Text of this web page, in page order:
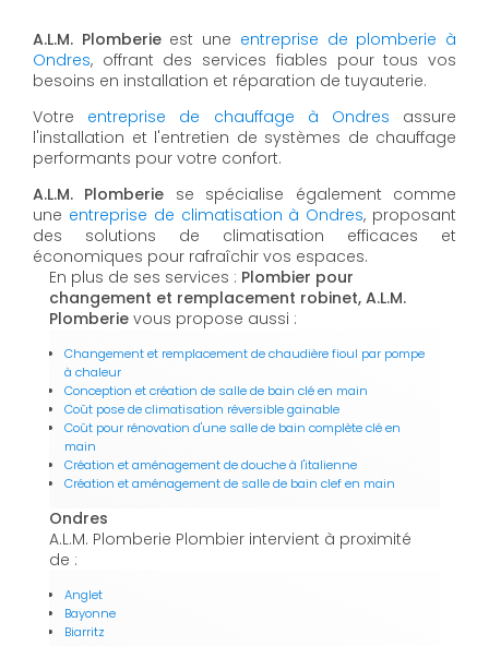
A.L.M. Plomberieest une entreprise de plomberie à
Ondres, offrant des services fiables pour tous vos
besoins en installation et réparation de tuyauterie.
Votre entreprise de chauffage à Ondres assure
l'installation et l'entretien de systèmes de chauffage
performants pour votre confort.
A.L.M. Plomberie se spécialise également comme
une entreprise de climatisation à Ondres, proposant
des solutions de climatisation efficaces et
économiques pour rafraîchir vos espaces.
En plus de ses services : Plombier pour
changement et remplacement robinet, A.L.M.
Plomberie vous propose aussi :
Changement et remplacement de chaudière fioul par pompe
à chaleur
Conception et création de salle de bain clé en main
Coût pose de climatisation réversible gainable
Coût pour rénovation d'une salle de bain complète clé en
main
Création et aménagement de douche à l'italienne
Création et aménagement de salle de bain clef en main
Ondres
A.L.M. Plomberie Plombier intervient à proximité
de :
Anglet
Bayonne
Biarritz